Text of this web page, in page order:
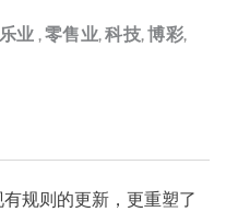
业 ,零售业,科技,博彩,
规则的更新，更重塑了